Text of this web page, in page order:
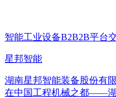
智能工业设备B2B2B平台
星邦智能
湖南星邦智能装备股份有
在中国工程机械之都——